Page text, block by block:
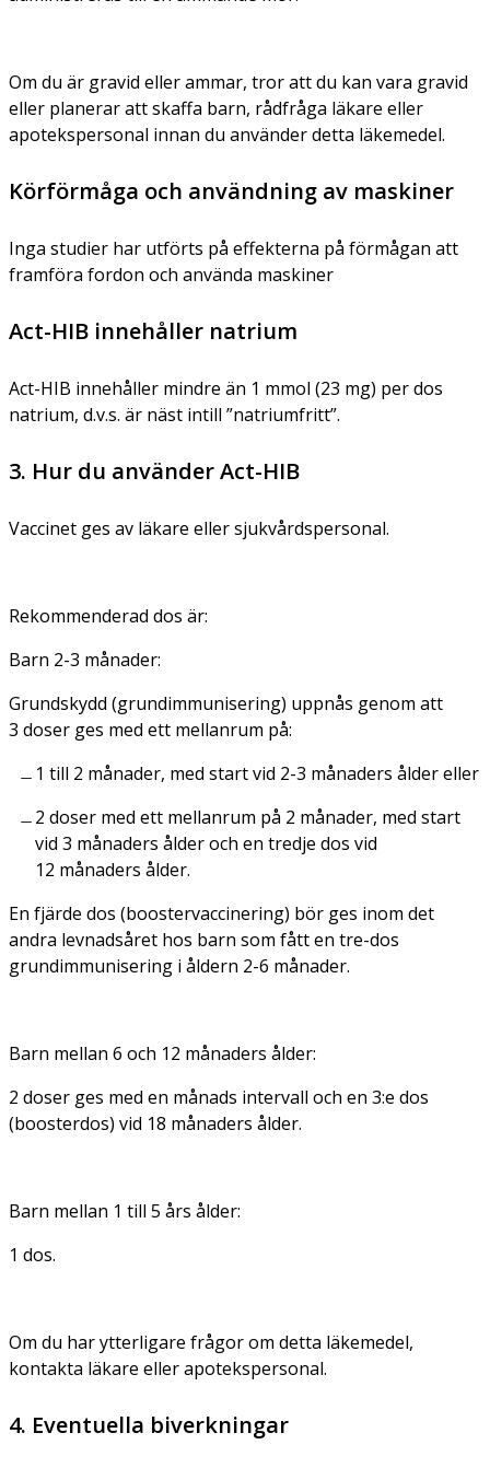
Om du är gravid eller ammar, tror att du kan vara gravid
eller planerar att skaffa barn, rådfråga läkare eller
apotekspersonal innan du använder detta läkemedel.
Körförmåga och användning av maskiner
Inga studier har utförts på effekterna på förmågan att
framföra fordon och använda maskiner
Act-HIB innehåller natrium
Act-HIB innehåller mindre än 1 mmol (23 mg) per dos
natrium, d.v.s. är näst intill ”natriumfritt”.
3. Hur du använder Act-HIB
Vaccinet ges av läkare eller sjukvårdspersonal.
Rekommenderad dos är:
Barn 2-3 månader:
Grundskydd (grundimmunisering) uppnås genom att
3 doser ges med ett mellanrum på:
1 till 2 månader, med start vid 2-3 månaders ålder eller
2 doser med ett mellanrum på 2 månader, med start
vid 3 månaders ålder och en tredje dos vid
12 månaders ålder.
En fjärde dos (boostervaccinering) bör ges inom det
andra levnadsåret hos barn som fått en tre-dos
grundimmunisering i åldern 2-6 månader.
Barn mellan 6 och 12 månaders ålder:
2 doser ges med en månads intervall och en 3:e dos
(boosterdos) vid 18 månaders ålder.
Barn mellan 1 till 5 års ålder:
1 dos.
Om du har ytterligare frågor om detta läkemedel,
kontakta läkare eller apotekspersonal.
4. Eventuella biverkningar